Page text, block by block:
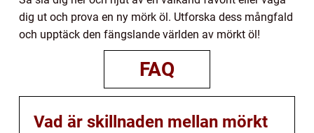
dig ut och prova en ny mörk öl. Utforska dess mångfald
och upptäck den fängslande världen av mörkt öl!
FAQ
Vad är skillnaden mellan mörkt